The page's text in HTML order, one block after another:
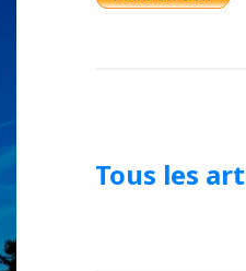
Tous les